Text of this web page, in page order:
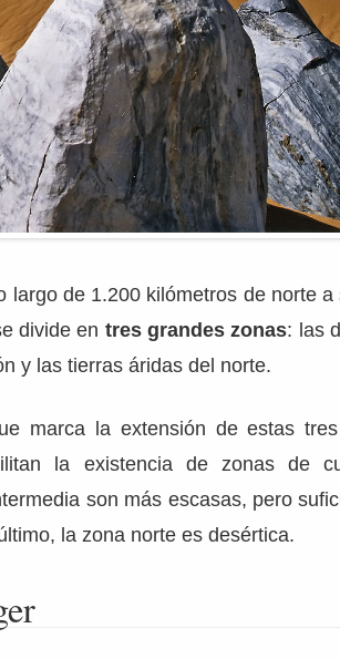
largo de 1.200 kilómetros de norte a
divide en tres grandes zonas: las
y las tierras áridas del norte.
marca la extensión de estas
la existencia de zonas de
son más escasas, pero
la zona norte es desértica.